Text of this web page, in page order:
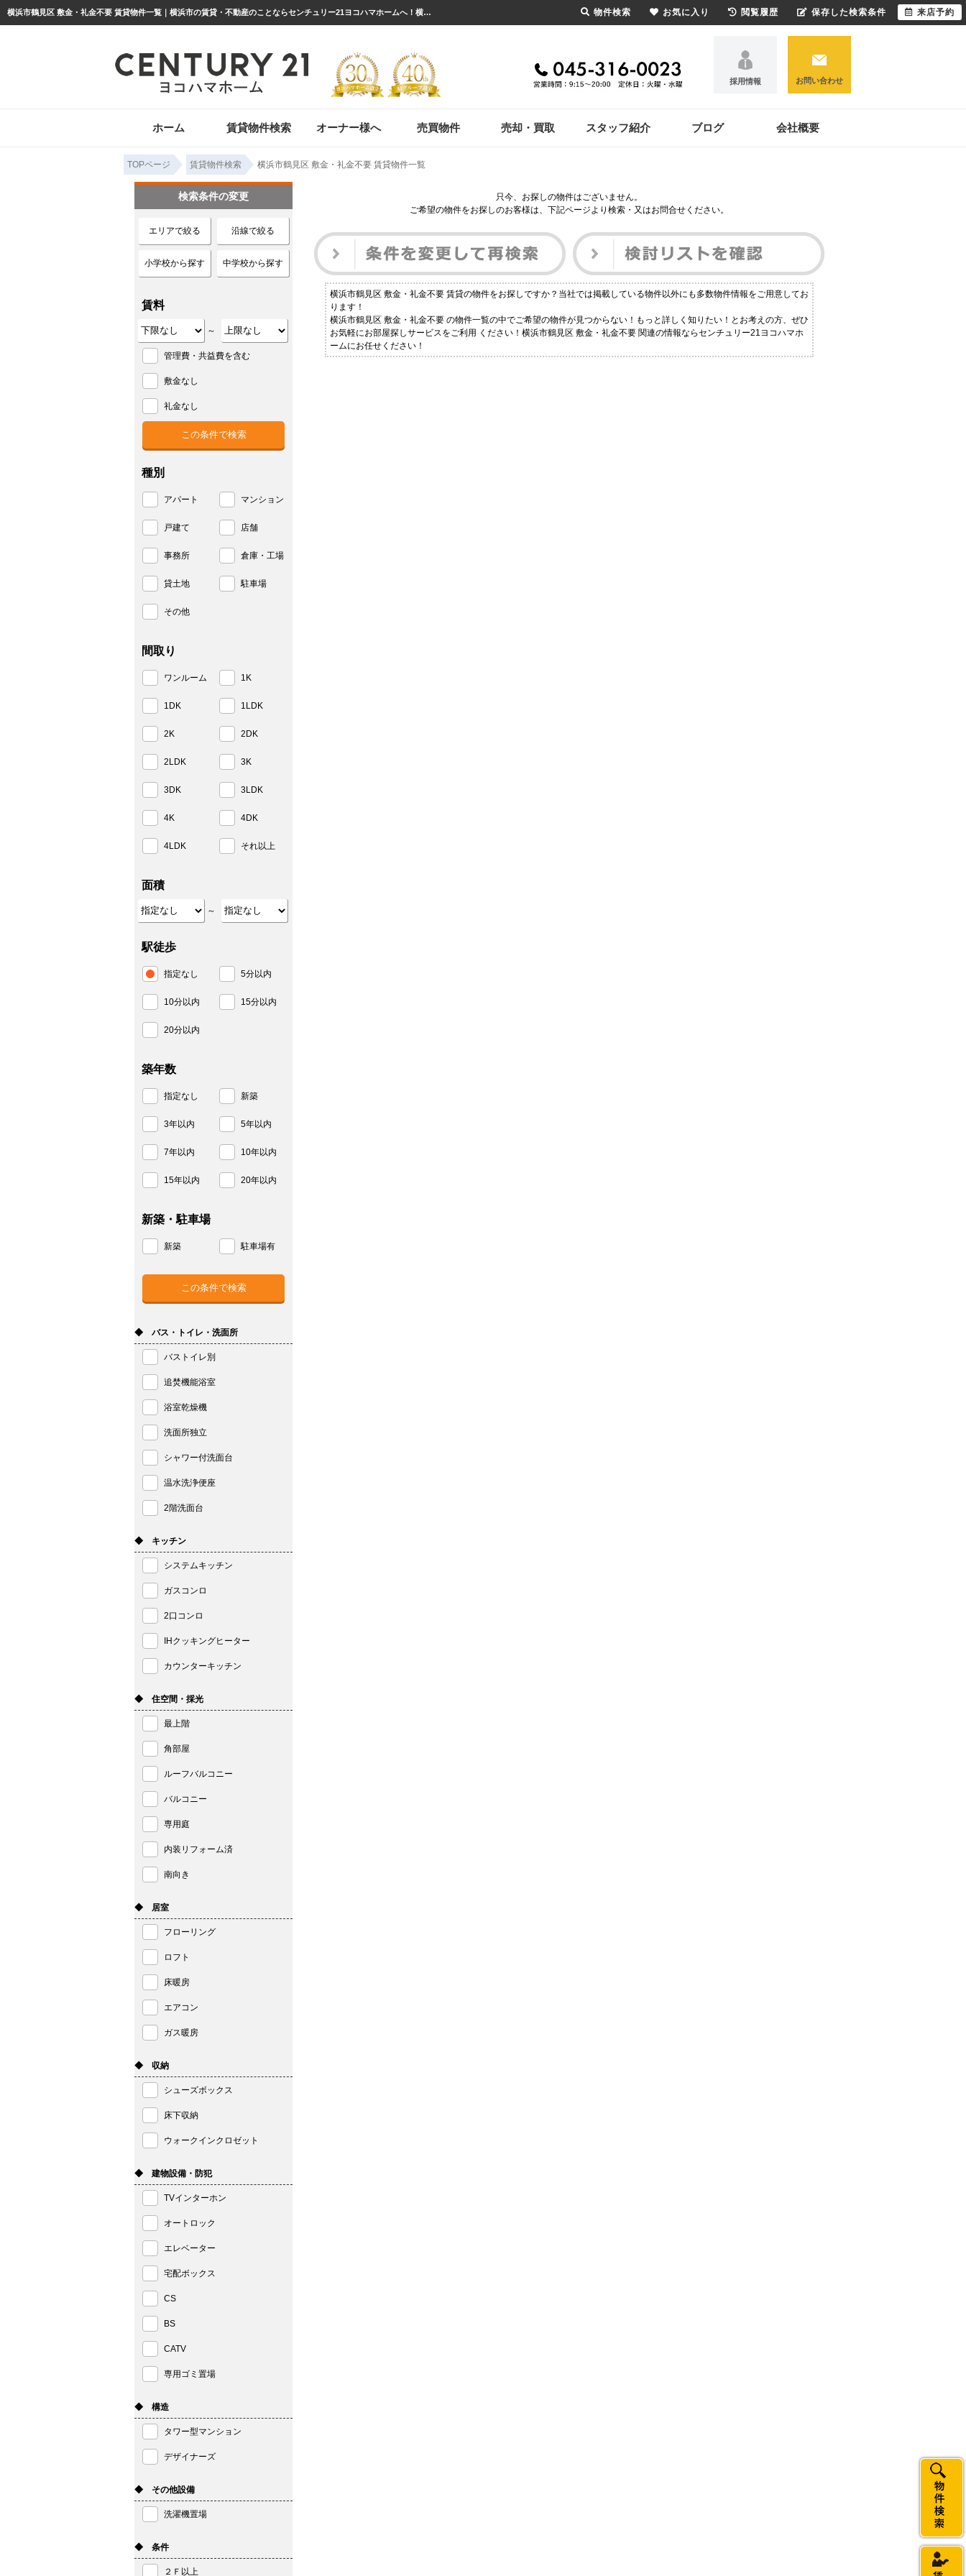
横浜市鶴見区 敷金・礼金不要 賃貸物件一覧｜横浜市の賃貸・不動産のことならセンチュリー21ヨコハマホームへ！横浜市の賃貸仲介や不動産売却・買取、不動産管理など不動産のことならなんでもご相談ください。
採用情報 お問い合わせ
ホーム 賃貸物件検索 オーナー様へ 売買物件 売却・買取 スタッフ紹介 ブログ 会社概要
TOPページ 賃貸物件検索 横浜市鶴見区 敷金・礼金不要 賃貸物件一覧
只今、お探しの物件はございません。
ご希望の物件をお探しのお客様は、下記ページより検索・又はお問合せください。
横浜市鶴見区 敷金・礼金不要 賃貸の物件をお探しですか？当社では掲載している物件以外にも多数物件情報をご用意してお
ります！
横浜市鶴見区 敷金・礼金不要 の物件一覧の中でご希望の物件が見つからない！もっと詳しく知りたい！とお考えの方、ぜひ
お気軽にお部屋探しサービスをご利用 ください！横浜市鶴見区 敷金・礼金不要 関連の情報ならセンチュリー21ヨコハマホ
ームにお任せください！
検索条件の変更
エリアで絞る 沿線で絞る
小学校から探す 中学校から探す
賃料
～
管理費・共益費を含む
敷金なし
礼金なし
種別
アパート マンション
戸建て 店舗
事務所 倉庫・工場
貸土地 駐車場
その他
間取り
ワンルーム 1K
1DK 1LDK
2K 2DK
2LDK 3K
3DK 3LDK
4K 4DK
4LDK それ以上
面積
～
駅徒歩
指定なし 5分以内
10分以内 15分以内
20分以内
築年数
指定なし 新築
3年以内 5年以内
7年以内 10年以内
15年以内 20年以内
新築・駐車場
新築 駐車場有
◆ バス・トイレ・洗面所
バストイレ別
追焚機能浴室
浴室乾燥機
洗面所独立
シャワー付洗面台
温水洗浄便座
2階洗面台
◆ キッチン
システムキッチン
ガスコンロ
2口コンロ
IHクッキングヒーター
カウンターキッチン
◆ 住空間・採光
最上階
角部屋
ルーフバルコニー
バルコニー
専用庭
内装リフォーム済
南向き
◆ 居室
フローリング
ロフト
床暖房
エアコン
ガス暖房
◆ 収納
シューズボックス
床下収納
ウォークインクロゼット
◆ 建物設備・防犯
TVインターホン
オートロック
エレベーター
宅配ボックス
CS
BS
CATV
専用ゴミ置場
◆ 構造
タワー型マンション
デザイナーズ
◆ その他設備
洗濯機置場
◆ 条件
２Ｆ以上
物件検索 お気に入り 閲覧履歴 保存した検索条件 来店予約